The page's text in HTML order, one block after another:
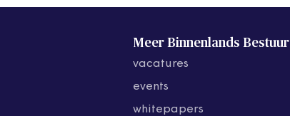
Meer Binnenlands Bestuur
vacatures
events
whitepapers